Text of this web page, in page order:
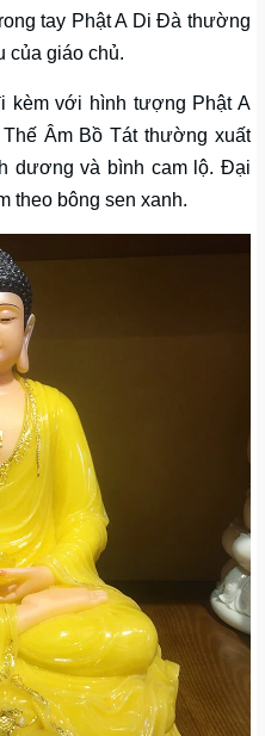
tay Phật A Di Đà thường
của giáo chủ.
kèm với hình tượng Phật A
Âm Bồ Tát thường xuất
dương và bình cam lộ. Đại
theo bông sen xanh.